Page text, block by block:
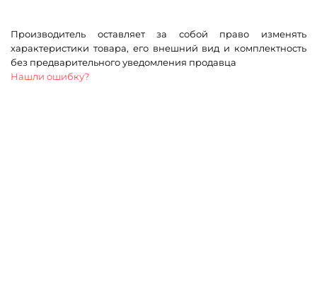
Производитель оставляет за собой право изменять
характеристики товара, его внешний вид и комплектность
без предварительного уведомления продавца
Нашли ошибку?